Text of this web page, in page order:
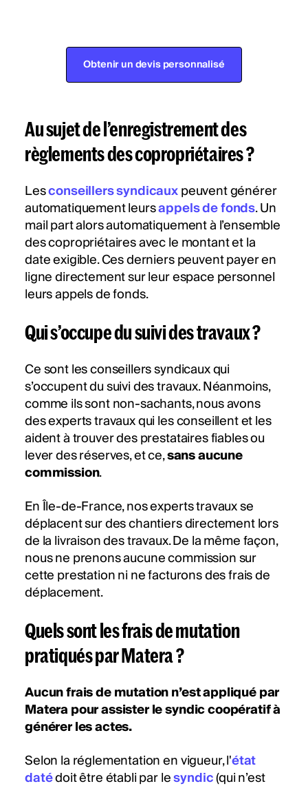
Obtenir un devis personnalisé
Au sujet de l’enregistrement des
règlements des copropriétaires ?
Lesconseillers syndicauxpeuvent générer
automatiquement leursappels de fonds. Un
mail part alors automatiquement à l’ensemble
des copropriétaires avec le montant et la
date exigible. Ces derniers peuvent payer en
ligne directement sur leur espace personnel
leurs appels de fonds.
Qui s’occupe du suivi des travaux ?
Ce sont les conseillers syndicaux qui
s’occupent du suivi des travaux. Néanmoins,
comme ils sont non-sachants, nous avons
des experts travaux qui les conseillent et les
aident à trouver des prestataires fiables ou
lever des réserves, et ce,sans aucune
commission.
En Île-de-France, nos experts travaux se
déplacent sur des chantiers directement lors
de la livraison des travaux. De la même façon,
nous ne prenons aucune commission sur
cette prestation ni ne facturons des frais de
déplacement.
Quels sont les frais de mutation
pratiqués par Matera ?
Aucun frais de mutation n’est appliqué par
Matera pour assister le syndic coopératif à
générer les actes.
Selon la réglementation en vigueur, l'état
datédoit être établi par lesyndic(qui n’est